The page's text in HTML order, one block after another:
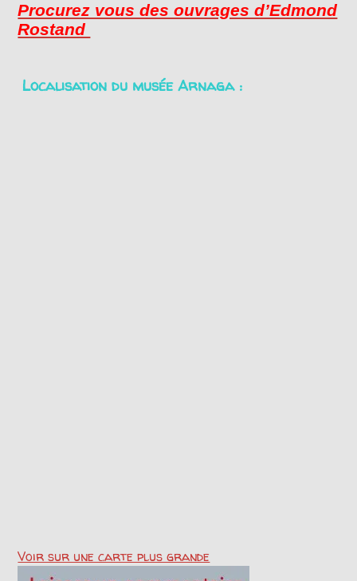
Procurez vous des ouvrages d’Edmond
Rostand
Localisation du musée Arnaga :
Voir sur une carte plus grande